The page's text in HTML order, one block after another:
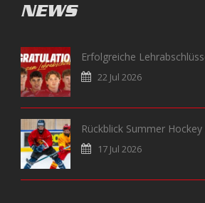
NEWS
Erfolgreiche
22 Jul 2026
Rückblick Summer
17 Jul 2026